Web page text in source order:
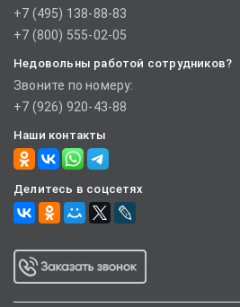
+7 (495) 138-88-83
+7 (800) 555-02-05
Недовольны работой сотрудников?
Звоните по номеру:
+7 (926) 920-43-88
Наши контакты
Делитесь в соцсетях